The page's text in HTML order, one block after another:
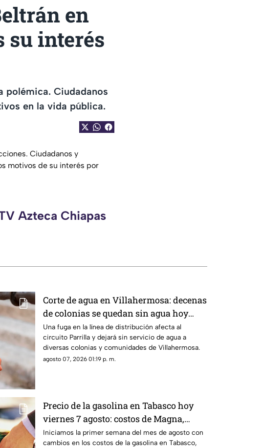
en
su interés
polémica. Ciudadanos
en la vida pública.
Ciudadanos y
motivos de su interés por
Azteca Chiapas
Corte de agua en Villahermosa: decenas
de colonias se quedan sin agua hoy
viernes
Una fuga en la línea de distribución afecta al
circuito Parrilla y dejará sin servicio de agua a
diversas colonias y comunidades de Villahermosa.
agosto 07, 2026 01:19 p. m.
Precio de la gasolina en Tabasco hoy
viernes 7 agosto: costos de Magna,
Premium y Diésel
Iniciamos la primer semana del mes de agosto con
cambios en los costos de la gasolina en Tabasco,